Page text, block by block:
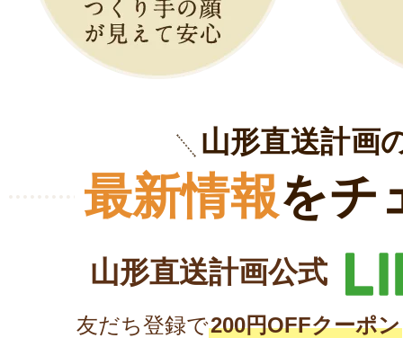
山形直送計画
最新情報をチ
山形直送計画公式
友だち登録で200円OFFクーポン